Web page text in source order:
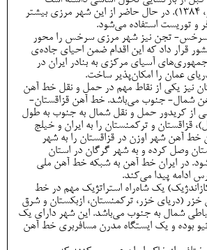
(محمدپور و احمدی‌پور، 1384). در حال حاضر از این شهر مرزی بیشتر
و توریست استفاده می‌شود.
سرخس- تجن نیز شهر مرزی سرخس را محور
قرار داد که این اقدام ضمن احیاي جاد‌ه‌ی
جمهوري‌هاي آسیاي مرکزي به بنادر ایران در
عمان را امکان‌پذیر ساخت.
نیز یکی از نقاط مهم در حمل و نقل خط آهن
شمال- جنوب می‌باشد. خط آهن قزاقستان-
از کریدور حمل و نقل شمال به جنوب به طول
(۴۲۱ مایل)، قزاقستان و ترکمنستان را به ایران و خیلج
آهن شهر اوزن در قزاقستان را به شهر
وصل کرده و به شهر گرگان در استان
در ایران خط آهن به شبکه خط آهن ملی
ادامه پیدا می‌کند.
یک شاه‌راه استراتژیک مهم در خط
(دریای خزر، ترکمنستان، ازبکستان و شرق
شمال به جنوب می‌باشد. این شهر دارای یک
بوده و یک ایستگاه مدرن مسافربری خط آهن